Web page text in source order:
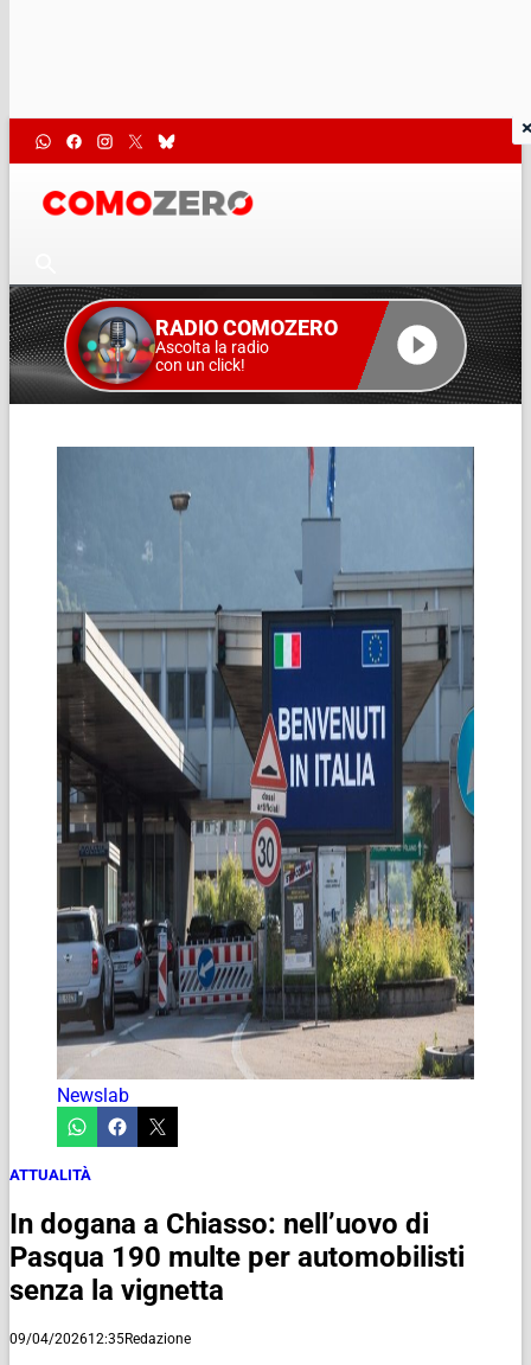
RADIO COMOZERO
Ascolta la radio
con un click!
Newslab
ATTUALITÀ
In dogana a Chiasso: nell’uovo di
Pasqua 190 multe per automobilisti
senza la vignetta
09/04/202612:35Redazione